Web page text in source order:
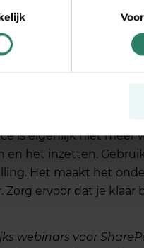
blijft van de
en voor je het weet
manier haal je het
is eigenlijk niet meer
en het inzetten.
Het maakt het
ervoor dat je
webinars voor